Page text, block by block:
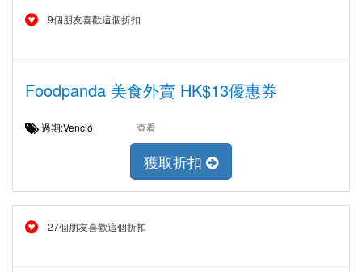
9個朋友喜歡這個折扣
Foodpanda 美食外賣 HK$13優惠券
過期:Venció 查看
獲取折扣
27個朋友喜歡這個折扣